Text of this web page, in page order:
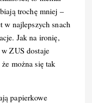
trochę mniej –
w najlepszych snach
Jak na ironię,
ZUS dostaje
można się tak
papierkowe